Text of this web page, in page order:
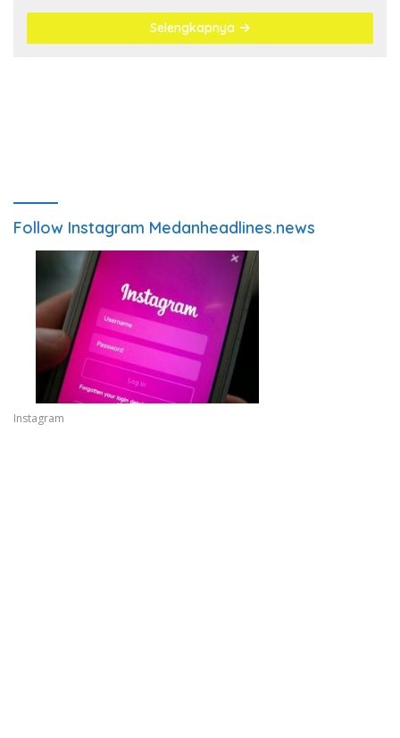
Selengkapnya
Follow Instagram Medanheadlines.news
Instagram